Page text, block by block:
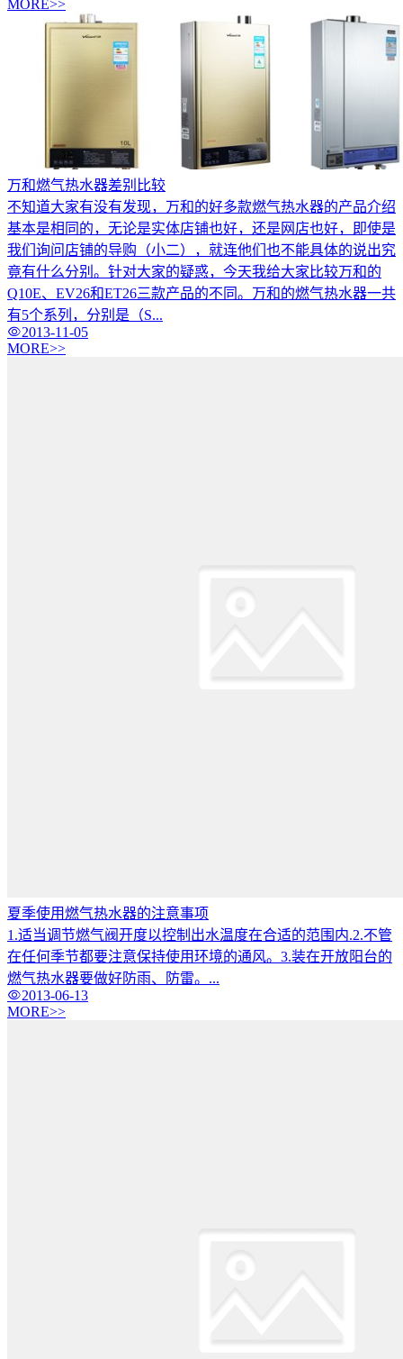
MORE>>
万和燃气热水器差别比较
不知道大家有没有发现，万和的好多款燃气热水器的产品介绍
基本是相同的，无论是实体店铺也好，还是网店也好，即使是
我们询问店铺的导购（小二），就连他们也不能具体的说出究
竟有什么分别。针对大家的疑惑，今天我给大家比较万和的
Q10E、EV26和ET26三款产品的不同。万和的燃气热水器一共
有5个系列，分别是（S...
2013-11-05
MORE>>
夏季使用燃气热水器的注意事项
1.适当调节燃气阀开度以控制出水温度在合适的范围内.2.不管
在任何季节都要注意保持使用环境的通风。3.装在开放阳台的
燃气热水器要做好防雨、防雷。...
2013-06-13
MORE>>